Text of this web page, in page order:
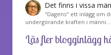
Det finns i vissa
"Dagens" ett inlägg om
undergörande kraften i männi…
Läs fler blogginlägg